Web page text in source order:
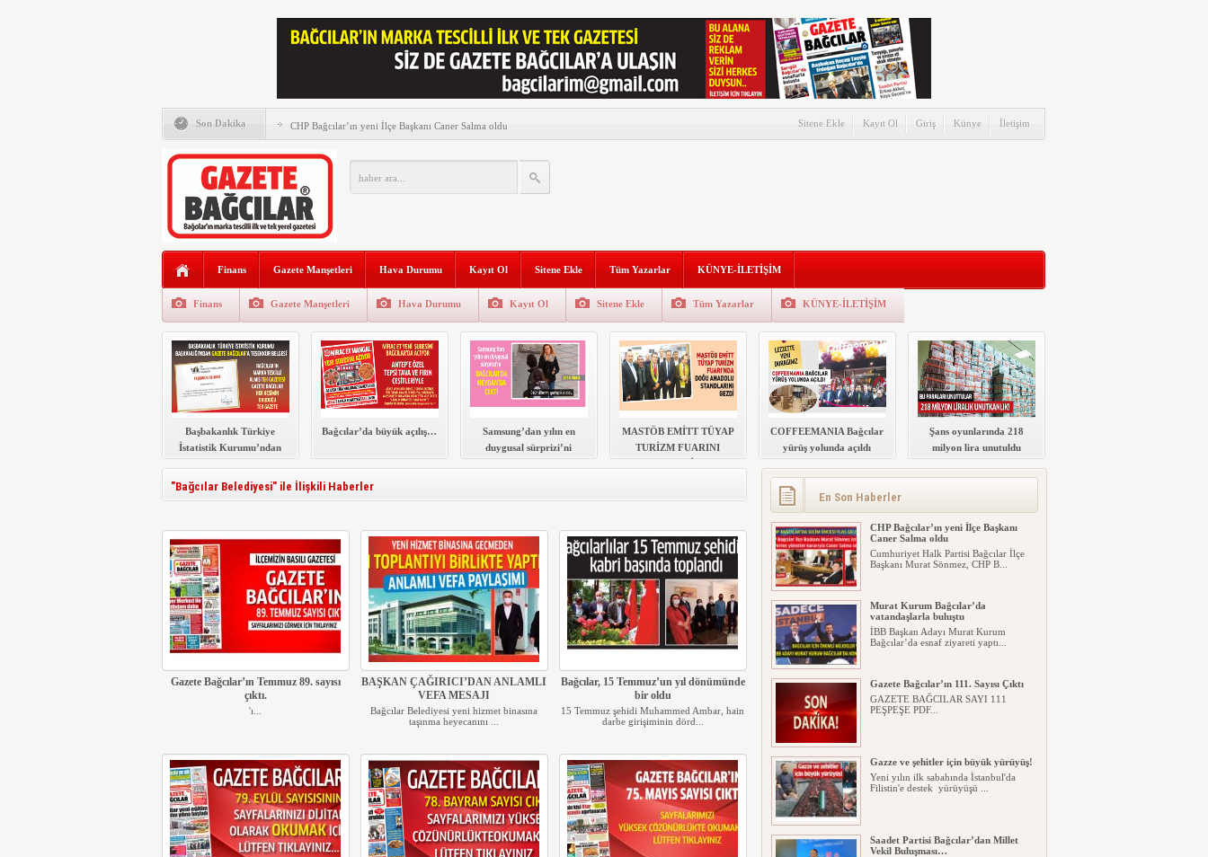
Son Dakika CHP Bağcılar’ın yeni İlçe Başkanı Caner Salma oldu
Murat Kurum Bağcılar’da vatandaşlarla buluştu
Gazete Bağcılar’ın 111. Sayısı Çıktı
Gazze ve şehitler için büyük yürüyüş!
Saadet Partisi Bağcılar’dan Millet Vekil Buluşması…
düzenlenen kermesi ziyaret etti
yılı için pişirildi
Gazete Bağcılar’ın Ekim Sayısı Çıktı
Sitene Ekle Kayıt Ol Giriş Künye İletişim
Finans Gazete Manşetleri Hava Durumu Kayıt Ol Sitene Ekle Tüm Yazarlar KÜNYE-İLETİŞİM
Finans Gazete Manşetleri Hava Durumu Kayıt Ol Sitene Ekle Tüm Yazarlar KÜNYE-İLETİŞİM
Başbakanlık Türkiye
İstatistik Kurumu’ndan
teşekkür belgesi
Bağcılar’da büyük açılış…
Samsung’dan yılın en
duygusal sürprizi’ni
MASTÖB EMİTT TÜYAP
TURİZM FUARINI
COFFEEMANIA Bağcılar
yürüş yolunda açıldı
Şans oyunlarında 218
milyon lira unutuldu
"Bağcılar Belediyesi" ile İlişkili Haberler
Gazete Bağcılar’ın Temmuz 89. sayısı
çıktı.
'ı...
BAŞKAN ÇAĞIRICI’DAN ANLAMLI
VEFA MESAJI
Bağcılar Belediyesi yeni hizmet binasına
taşınma heyecanını ...
Bağcılar, 15 Temmuz’un yıl dönümünde
bir oldu
15 Temmuz şehidi Muhammed Ambar, hain
darbe girişiminin dörd...
En Son Haberler
Memleket Partisi tam saha presse
başladı
Memleket Partisi Bağcılar Belediye
CHP Bağcılar’ın yeni İlçe Başkanı
Caner Salma oldu
Cumhuriyet Halk Partisi Bağcılar İlçe
Başkanı Murat Sönmez, CHP B...
Murat Kurum Bağcılar’da
vatandaşlarla buluştu
İBB Başkan Adayı Murat Kurum
Bağcılar’da esnaf ziyareti yaptı...
Gazete Bağcılar’ın 111. Sayısı Çıktı
GAZETE BAĞCILAR SAYI 111
PEŞPEŞE PDF...
Gazze ve şehitler için büyük yürüyüş!
Yeni yılın ilk sabahında İstanbul'da
Filistin'e destek yürüyüşü ...
Saadet Partisi Bağcılar’dan Millet
Vekil Buluşması…